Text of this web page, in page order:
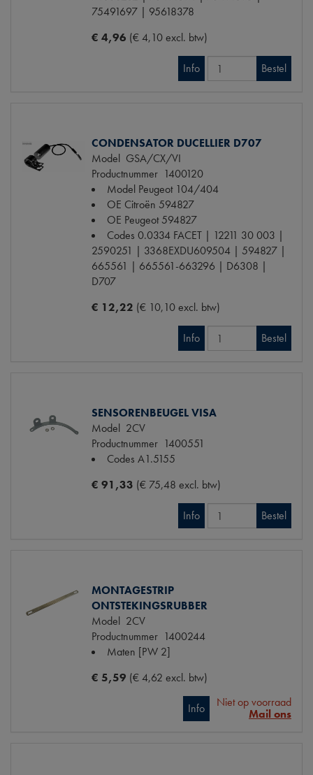
75491697 | 95618378
€ 4,96 (€ 4,10 excl. btw)
Info Bestel
CONDENSATOR DUCELLIER D707
Model GSA/CX/VI
Productnummer 1400120
Model Peugeot 104/404
OE Citroën 594827
OE Peugeot 594827
Codes 0.0334 FACET | 12211 30 003 |
2590251 | 3368EXDU609504 | 594827 |
665561 | 665561-663296 | D6308 |
D707
€ 12,22 (€ 10,10 excl. btw)
Info Bestel
SENSORENBEUGEL VISA
Model 2CV
Productnummer 1400551
Codes A1.5155
€ 91,33 (€ 75,48 excl. btw)
Info Bestel
MONTAGESTRIP
ONTSTEKINGSRUBBER
Model 2CV
Productnummer 1400244
Maten [PW 2]
€ 5,59 (€ 4,62 excl. btw)
Info
Niet op voorraad
Mail ons